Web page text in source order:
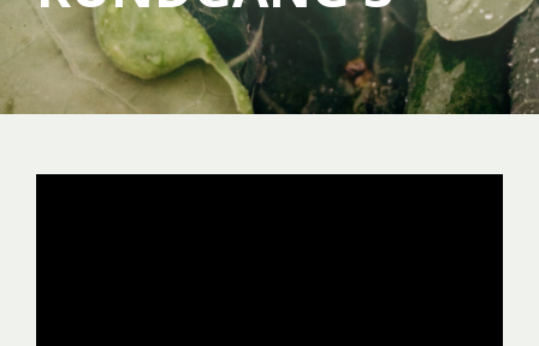
SERVICE